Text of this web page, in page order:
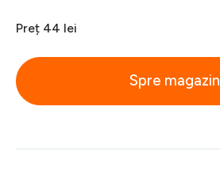
Preț 44 lei
Spre magazin